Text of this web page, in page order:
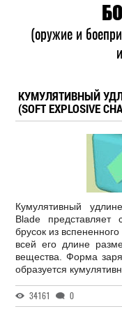
(оружие и
КУМУЛЯТИВНЫЙ
(SOFT EXPLOSIVE
Кумулятивный
Blade представляет
брусок из
всей его длине
вещества. Форма
образуется
34161 0